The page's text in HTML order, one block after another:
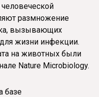
размножение
вызывающих
жизни инфекции.
на животных были
Nature Microbiology.
базе